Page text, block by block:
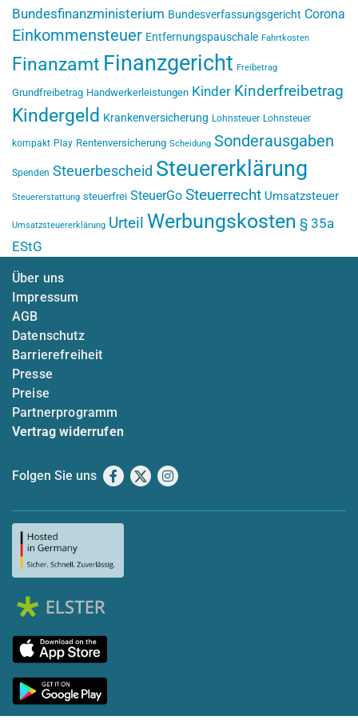
Bundesfinanzministerium Bundesverfassungsgericht Corona
Einkommensteuer Entfernungspauschale Fahrtkosten
Finanzamt Finanzgericht Freibetrag
Grundfreibetrag Handwerkerleistungen Kinder Kinderfreibetrag
Kindergeld Krankenversicherung Lohnsteuer Lohnsteuer
kompakt Play Rentenversicherung Scheidung Sonderausgaben
Spenden Steuerbescheid Steuererklärung
Steuererstattung steuerfrei SteuerGo Steuerrecht Umsatzsteuer
Umsatzsteuererklärung Urteil Werbungskosten § 35a
EStG
Über uns
Impressum
AGB
Datenschutz
Barrierefreiheit
Presse
Preise
Partnerprogramm
Vertrag widerrufen
Folgen Sie uns Facebook
X Instagram